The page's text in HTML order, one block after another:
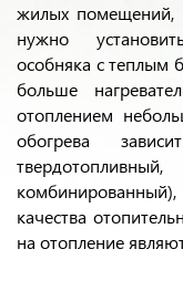
жилых помещений,
нужно
особняка с теплым
больше
отоплением
обогрева
качества
на отопление